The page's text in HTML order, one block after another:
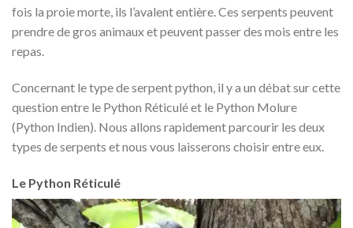
fois la proie morte, ils l’avalent entière. Ces serpents peuvent
prendre de gros animaux et peuvent passer des mois entre les
repas.
Concernant le type de serpent python, il y a un débat sur cette
question entre le Python Réticulé et le Python Molure
(Python Indien). Nous allons rapidement parcourir les deux
types de serpents et nous vous laisserons choisir entre eux.
Le Python Réticulé